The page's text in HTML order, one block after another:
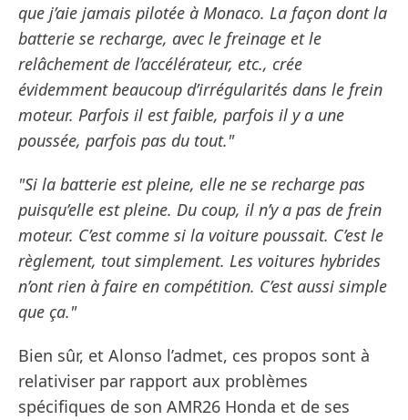
que j’aie jamais pilotée à Monaco. La façon dont la
batterie se recharge, avec le freinage et le
relâchement de l’accélérateur, etc., crée
évidemment beaucoup d’irrégularités dans le frein
moteur. Parfois il est faible, parfois il y a une
poussée, parfois pas du tout."
"Si la batterie est pleine, elle ne se recharge pas
puisqu’elle est pleine. Du coup, il n’y a pas de frein
moteur. C’est comme si la voiture poussait. C’est le
règlement, tout simplement. Les voitures hybrides
n’ont rien à faire en compétition. C’est aussi simple
que ça."
Bien sûr, et Alonso l’admet, ces propos sont à
relativiser par rapport aux problèmes
spécifiques de son AMR26 Honda et de ses